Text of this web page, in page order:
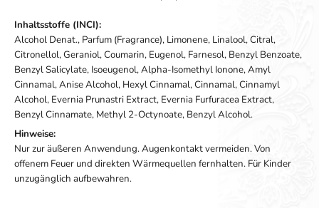
Inhaltsstoffe (INCI):
Alcohol Denat., Parfum (Fragrance), Limonene, Linalool, Citral,
Citronellol, Geraniol, Coumarin, Eugenol, Farnesol, Benzyl Benzoate,
Benzyl Salicylate, Isoeugenol, Alpha-Isomethyl Ionone, Amyl
Cinnamal, Anise Alcohol, Hexyl Cinnamal, Cinnamal, Cinnamyl
Alcohol, Evernia Prunastri Extract, Evernia Furfuracea Extract,
Benzyl Cinnamate, Methyl 2-Octynoate, Benzyl Alcohol.
Hinweise:
Nur zur äußeren Anwendung. Augenkontakt vermeiden. Von
offenem Feuer und direkten Wärmequellen fernhalten. Für Kinder
unzugänglich aufbewahren.